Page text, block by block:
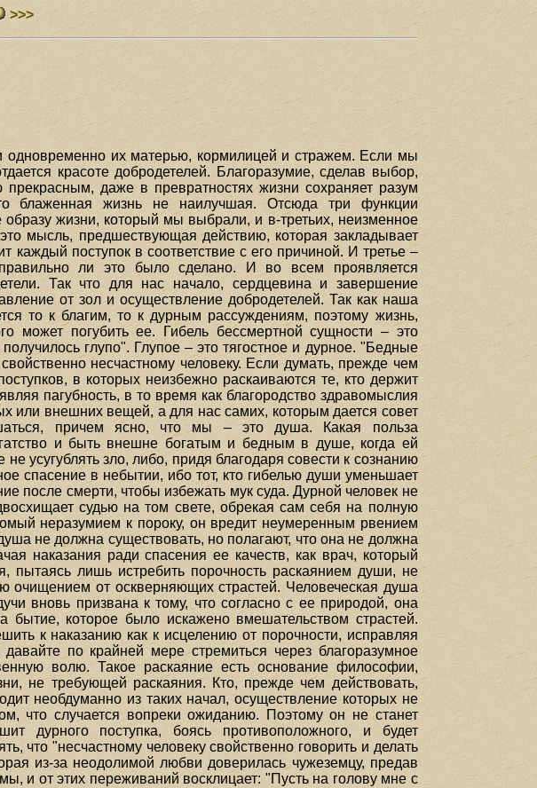
>>>
одновременно их матерью, кормилицей и стражем. Если мы
красоте добродетелей. Благоразумие, сделав выбор,
даже в превратностях жизни сохраняет разум
блаженная жизнь не наилучшая. Отсюда три функции
жизни, который мы выбрали, и в-третьих, неизменное
мысль, предшествующая действию, которая закладывает
поступок в соответствие с его причиной. И третье –
ли это было сделано. И во всем проявляется
Так что для нас начало, сердцевина и завершение
от зол и осуществление добродетелей. Так как наша
то к благим, то к дурным рассуждениям, поэтому жизнь,
может погубить ее. Гибель бессмертной сущности – это
глупо". Глупое – это тягостное и дурное. "Бедные
несчастному человеку. Если думать, прежде чем
в которых неизбежно раскаиваются те, кто держит
пагубность, в то время как благородство здравомыслия
или внешних вещей, а для нас самих, которым дается совет
причем ясно, что мы – это душа. Какая польза
и быть внешне богатым и бедным в душе, когда ей
усугублять зло, либо, придя благодаря совести к сознанию
спасение в небытии, ибо тот, кто гибелью души уменьшает
после смерти, чтобы избежать мук суда. Дурной человек не
судью на том свете, обрекая сам себя на полную
неразумием к пороку, он вредит неумеренным рвением
не должна существовать, но полагают, что она не должна
наказания ради спасения ее качеств, как врач, который
лишь истребить порочность раскаянием души, не
очищением от оскверняющих страстей. Человеческая душа
вновь призвана к тому, что согласно с ее природой, она
бытие, которое было искажено вмешательством страстей.
к наказанию как к исцелению от порочности, исправляя
по крайней мере стремиться через благоразумное
волю. Такое раскаяние есть основание философии,
не требующей раскаяния. Кто, прежде чем действовать,
необдуманно из таких начал, осуществление которых не
что случается вопреки ожиданию. Поэтому он не станет
дурного поступка, боясь противоположного, и будет
что "несчастному человеку свойственно говорить и делать
из-за неодолимой любви доверилась чужеземцу, предав
и от этих переживаний восклицает: "Пусть на голову мне с